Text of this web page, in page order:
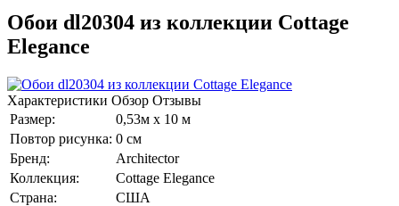
Обои dl20304 из коллекции Cottage
Elegance
Характеристики Обзор Отзывы
Размер:
0,53м x 10 м
Повтор рисунка: 0 см
Бренд:
Architector
Коллекция:
Cottage Elegance
Страна:
США